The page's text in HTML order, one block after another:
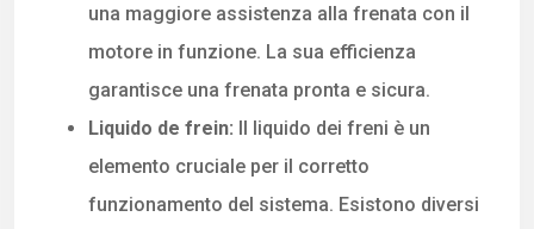
una maggiore assistenza alla frenata con il
motore in funzione. La sua efficienza
garantisce una frenata pronta e sicura.
Liquido de frein: Il liquido dei freni è un
elemento cruciale per il corretto
funzionamento del sistema. Esistono diversi